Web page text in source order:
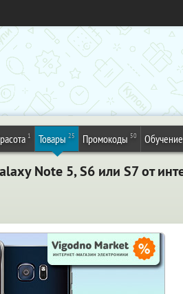
1 Товары 25 Промокоды 50 Обучение
Note 5, S6 или S7 от